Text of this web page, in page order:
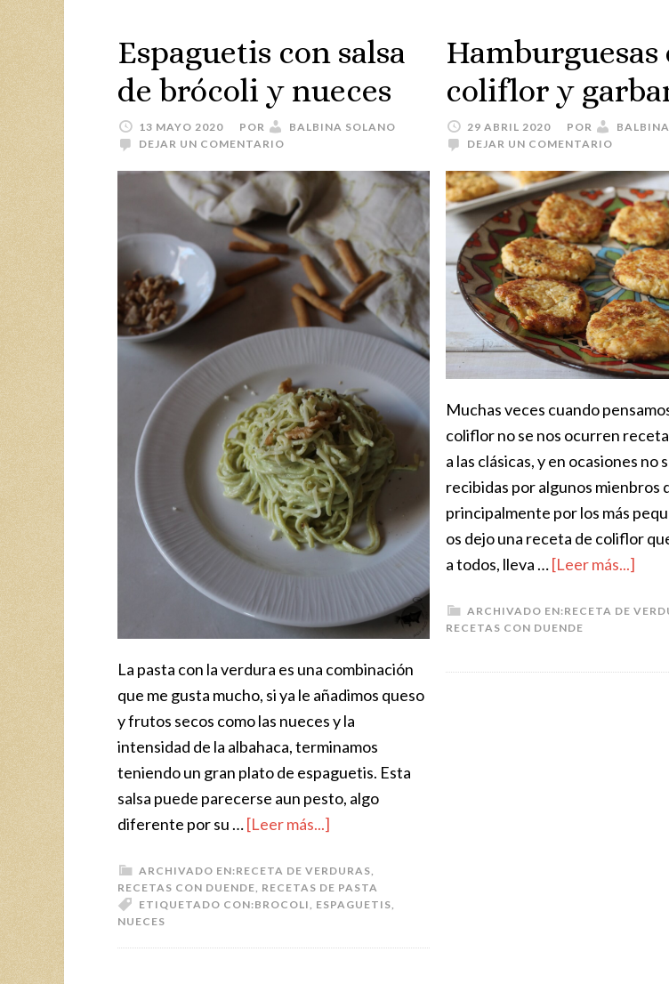
Espaguetis con salsa
de brócoli y nueces
13 MAYO 2020 POR
BALBINA SOLANO
DEJAR UN COMENTARIO
La pasta con la verdura es una combinación
que me gusta mucho, si ya le añadimos queso
y frutos secos como las nueces y la
intensidad de la albahaca, terminamos
teniendo un gran plato de espaguetis. Esta
salsa puede parecerse aun pesto, algo
diferente por su …[Leer más...]
ARCHIVADO EN:RECETA DE VERDURAS,
RECETAS CON DUENDE, RECETAS DE PASTA
ETIQUETADO CON:BROCOLI, ESPAGUETIS,
NUECES
Hamburguesas
coliflor y
29 ABRIL 2020 POR
DEJAR UN COMENTARIO
Muchas veces cuando
coliflor no se nos ocurren
a las clásicas, y en ocasiones no
recibidas por algunos mienbros
principalmente por los más
os dejo una receta de coliflor
a todos, lleva …[Leer más...]
ARCHIVADO EN:RECETA DE
RECETAS CON DUENDE